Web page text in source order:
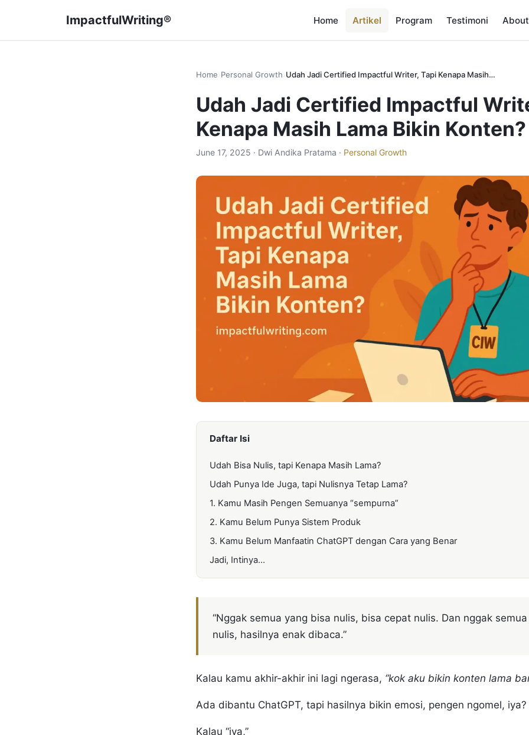
konten
ImpactfulWriting® Home Artikel Program Testimoni
Home›Personal Growth›Udah Jadi Certified Impactful Writer, Tapi Kenapa Masih…
Udah Jadi Certified Impactful
Kenapa Masih Lama Bikin Konten?
June 17, 2025 · Dwi Andika Pratama · Personal Growth
Daftar Isi
Udah Bisa Nulis, tapi Kenapa Masih Lama?
Udah Punya Ide Juga, tapi Nulisnya Tetap Lama?
1. Kamu Masih Pengen Semuanya “sempurna”
2. Kamu Belum Punya Sistem Produk
3. Kamu Belum Manfaatin ChatGPT dengan Cara yang Benar
Jadi, Intinya…
“Nggak semua yang bisa nulis, bisa cepat nulis. Dan nggak
nulis, hasilnya enak dibaca.”
Kalau kamu akhir-akhir ini lagi ngerasa, “kok aku bikin konten lama
Ada dibantu ChatGPT, tapi hasilnya bikin emosi, pengen ngomel,
Kalau “iya,”